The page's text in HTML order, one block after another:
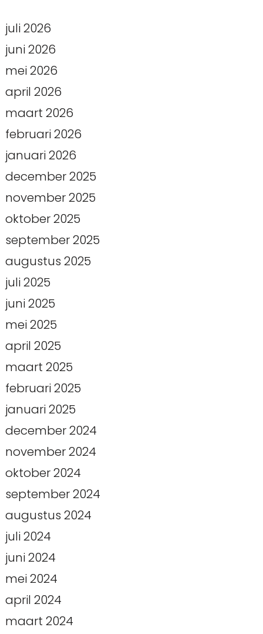
juli 2026
juni 2026
mei 2026
april 2026
maart 2026
februari 2026
januari 2026
december 2025
november 2025
oktober 2025
september 2025
augustus 2025
juli 2025
juni 2025
mei 2025
april 2025
maart 2025
februari 2025
januari 2025
december 2024
november 2024
oktober 2024
september 2024
augustus 2024
juli 2024
juni 2024
mei 2024
april 2024
maart 2024